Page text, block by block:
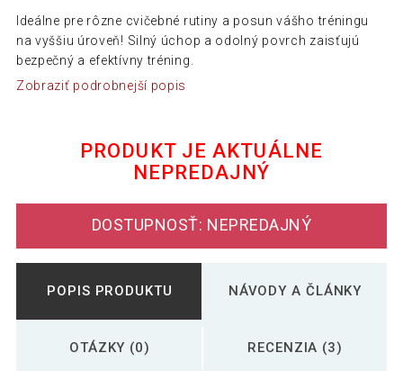
Ideálne pre rôzne cvičebné rutiny a posun vášho tréningu
na vyššiu úroveň! Silný úchop a odolný povrch zaisťujú
bezpečný a efektívny tréning.
Zobraziť podrobnejší popis
PRODUKT JE AKTUÁLNE
NEPREDAJNÝ
DOSTUPNOSŤ: NEPREDAJNÝ
POPIS PRODUKTU NÁVODY A ČLÁNKY
OTÁZKY (0) RECENZIA (3)